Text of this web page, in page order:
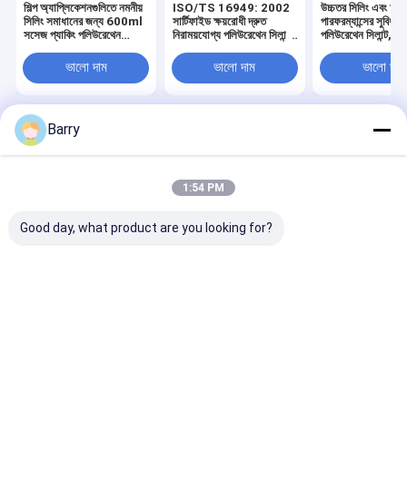
শিল্প অ্যাপ্লিকেশনগুলিতে নমনীয়
সিলিং সমাধানের জন্য 600ml
সসেজ প্যাকিং পলিউরেথেন
ভালো দাম
ISO/TS 16949: 2002
সার্টিফাইড ক্ষয়রোধী দ্রুত
নিরাময়যোগ্য পলিউরেথেন সিলান্ট
উইন্ডশীল্ড এবং গাড়ির বডি
স্ট্রাকচারাল বন্ডিংয়ের জন্য
ভালো দাম
উচ্চতর সিলিং এবং
পারফরম্যান্সের সুবিধা
পলিউরেথেন সিলান্ট,
(Tack Free
এম (OEM)
ভালো দাম
সাইট ম্যাপ
গোপনীয়তা নীতি
চীন কারখানা.Copyright © 2026 Aristo Industries
Corporation Limited. All Rights Reserved.
Barry
1:54 PM
Good day, what product are you looking for?